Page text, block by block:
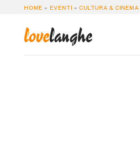
HOME » EVENTI »CULTURA & CINEMA
lovelanghe